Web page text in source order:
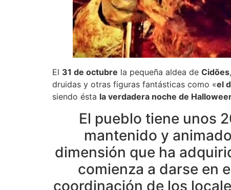
El 31 de octubre la pequeña aldea de Cidões
druidas y otras figuras fantásticas como «el
siendo ésta la verdadera noche de
El pueblo tiene unos
mantenido y
dimensión que ha
comienza a darse en
coordinación de los